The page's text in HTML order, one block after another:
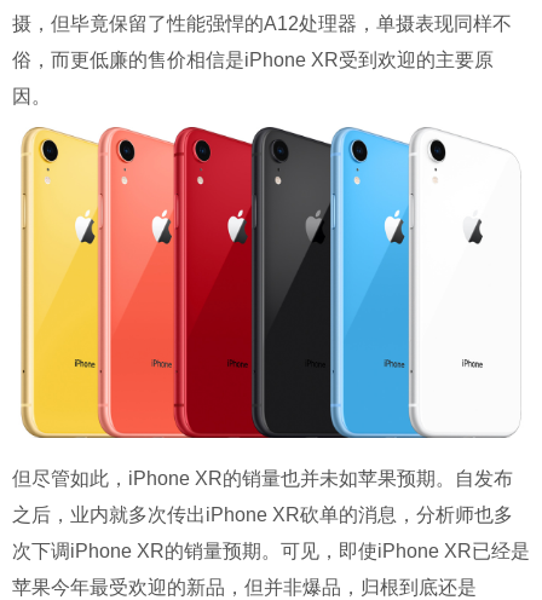
摄，但毕竟保留了性能强悍的A12处理器，单摄表现同样不
俗，而更低廉的售价相信是iPhone XR受到欢迎的主要原
因。
但尽管如此，iPhone XR的销量也并未如苹果预期。自发布
之后，业内就多次传出iPhone XR砍单的消息，分析师也多
次下调iPhone XR的销量预期。可见，即使iPhone XR已经是
苹果今年最受欢迎的新品，但并非爆品，归根到底还是